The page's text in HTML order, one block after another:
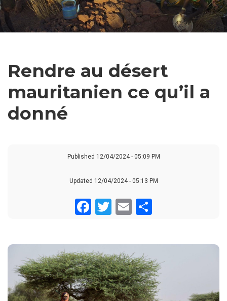
BREADCRUMB
Rendre au désert
mauritanien ce qu’il a
donné
Published 12/04/2024 - 05:09 PM
Updated 12/04/2024 - 05:13 PM
Facebook
Twitter
Email